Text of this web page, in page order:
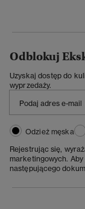
Odblokuj
Uzyskaj dostęp do
wyprzedaży.
Odzież męska
Rejestrując się,
marketingowych.
następującego